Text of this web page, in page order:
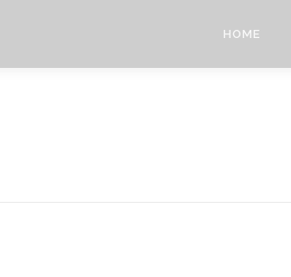
HOME